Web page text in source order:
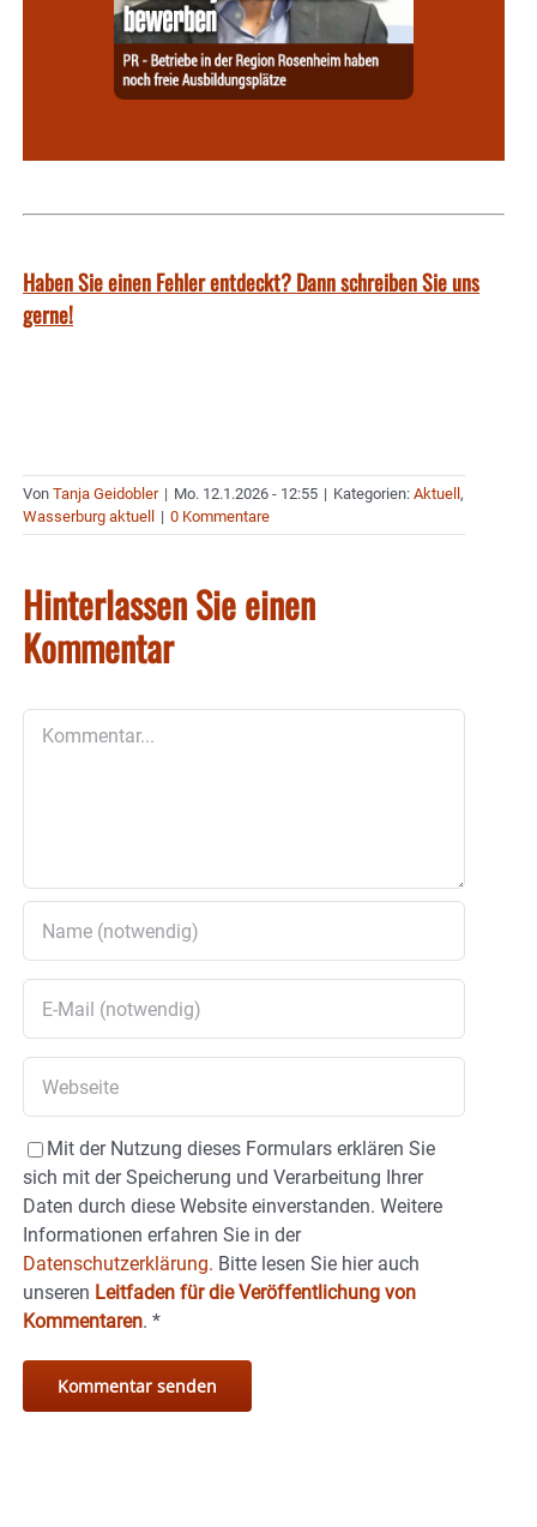
Haben Sie einen Fehler entdeckt? Dann schreiben Sie uns
gerne!
Von Tanja Geidobler | Mo. 12.1.2026 - 12:55 | Kategorien: Aktuell ,
Wasserburg aktuell
| 0 Kommentare
Hinterlassen Sie einen
Kommentar
Mit der Nutzung dieses Formulars erklären Sie
sich mit der Speicherung und Verarbeitung Ihrer
Daten durch diese Website einverstanden. Weitere
Informationen erfahren Sie in der
Datenschutzerklärung. Bitte lesen Sie hier auch
unseren Leitfaden für die Veröffentlichung von
Kommentaren. *